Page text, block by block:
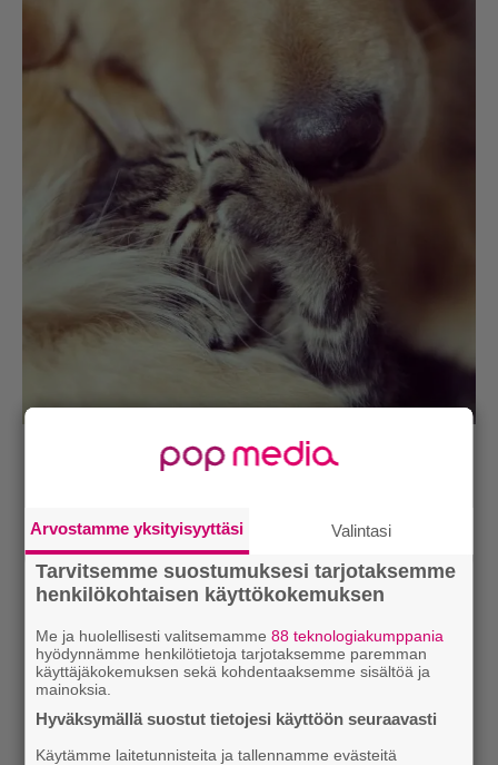
Arvostamme yksityisyyttäsi Valintasi
Tarvitsemme suostumuksesi tarjotaksemme
henkilökohtaisen käyttökokemuksen
Me ja huolellisesti valitsemamme88 teknologiakumppania
hyödynnämme henkilötietoja tarjotaksemme paremman
käyttäjäkokemuksen sekä kohdentaaksemme sisältöä ja
mainoksia.
Hyväksymällä suostut tietojesi käyttöön seuraavasti
Käytämme laitetunnisteita ja tallennamme evästeitä